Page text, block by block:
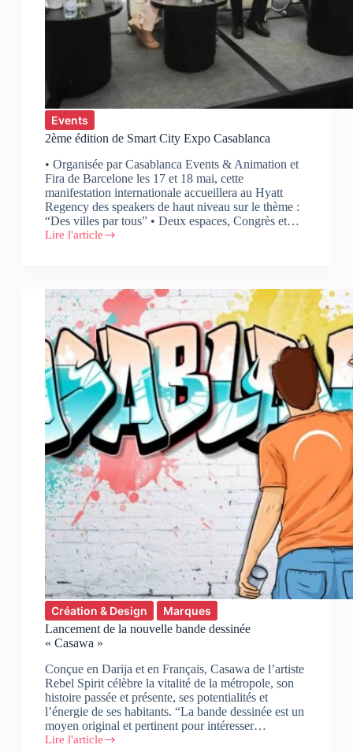
Events
2ème édition de Smart City Expo Casablanca
• Organisée par Casablanca Events & Animation et
Fira de Barcelone les 17 et 18 mai, cette
manifestation internationale accueillera au Hyatt
Regency des speakers de haut niveau sur le thème :
“Des villes par tous” • Deux espaces, Congrès et…
Lire l'article
2ème
City
Expo
Casablanca
Création & Design
Marques
Lancement de la nouvelle bande dessinée
« Casawa »
Conçue en Darija et en Français, Casawa de l’artiste
Rebel Spirit célèbre la vitalité de la métropole, son
histoire passée et présente, ses potentialités et
l’énergie de ses habitants. “La bande dessinée est un
moyen original et pertinent pour intéresser…
Lire l'article
Lancement